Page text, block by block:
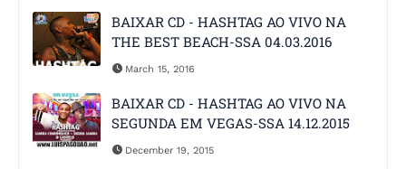
BAIXAR CD - HASHTAG AO VIVO NA
THE BEST BEACH-SSA 04.03.2016
March 15, 2016
BAIXAR CD - HASHTAG AO VIVO NA
SEGUNDA EM VEGAS-SSA 14.12.2015
December 19, 2015